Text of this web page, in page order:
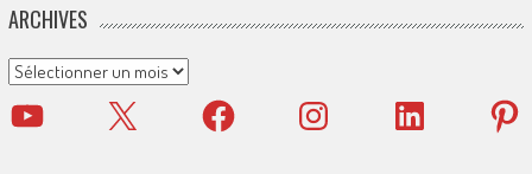
ARCHIVES
Archives
YouTube X Facebook Instagram LinkedIn